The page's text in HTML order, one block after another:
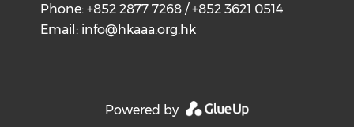
Phone: +852 2877 7268 / +852 3621 0514
Email: info@hkaaa.org.hk
Powered by